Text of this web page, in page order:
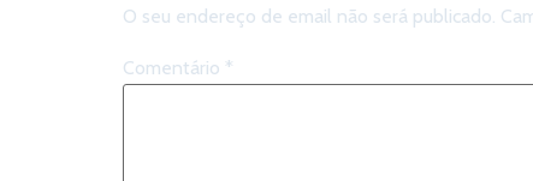
O seu endereço de email não será publicado.
Comentário *